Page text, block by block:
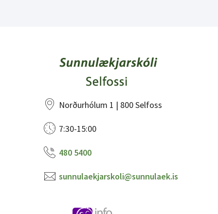
Norðurhólum 1 | 800 Selfoss
7:30-15:00
480 5400
sunnulaekjarskoli@sunnulaek.is